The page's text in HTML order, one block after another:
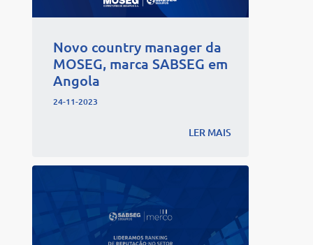
Novo country manager da
MOSEG, marca SABSEG em
Angola
24-11-2023
LER MAIS